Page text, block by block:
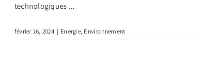
technologiques ...
février 16, 2024 | Energie, Environnement